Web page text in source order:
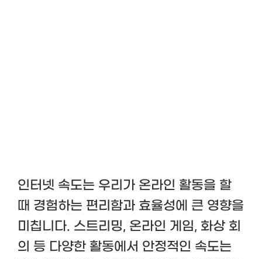
인터넷 속도는 우리가 온라인 활동을 할
때 경험하는 편리함과 효율성에 큰 영향을
미칩니다. 스트리밍, 온라인 게임, 화상 회
의 등 다양한 활동에서 안정적인 속도는